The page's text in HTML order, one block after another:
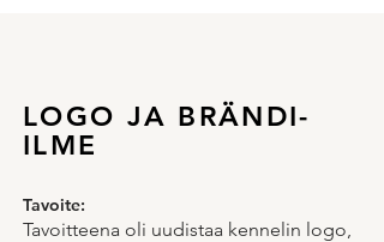
LOGO JA BRÄNDI-
ILME
Tavoite:
Tavoitteena oli uudistaa kennelin logo,